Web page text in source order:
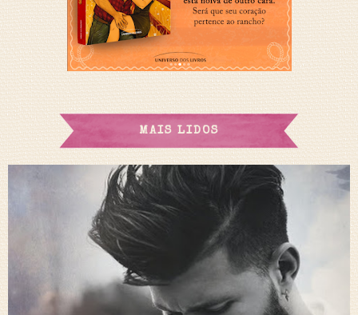
MAIS LIDOS